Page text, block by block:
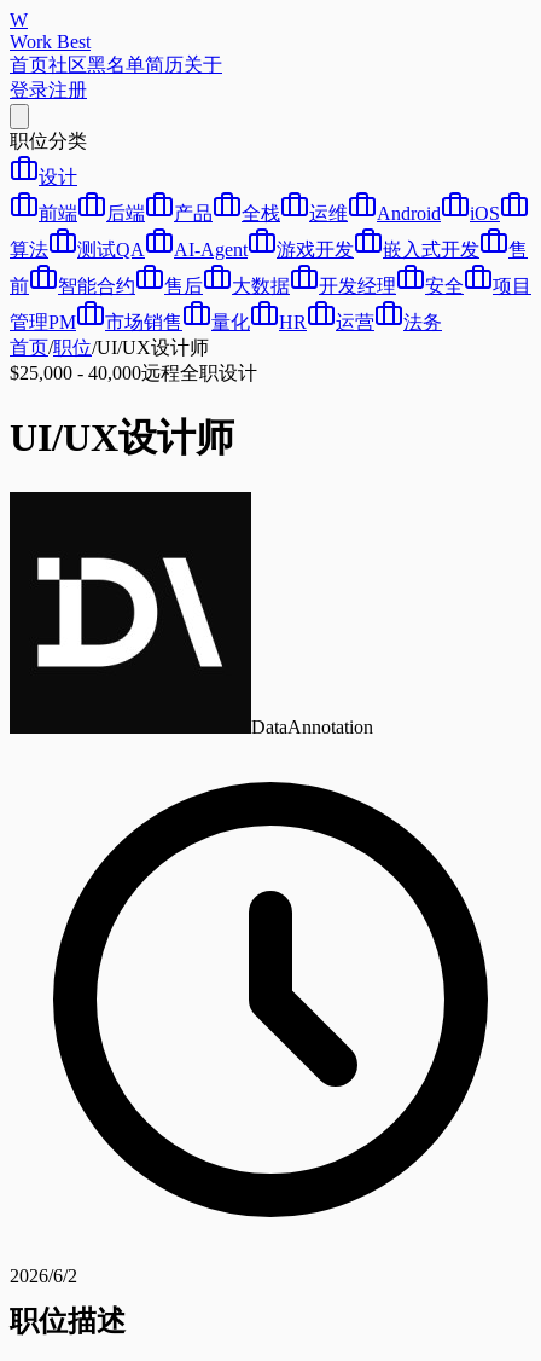
W
Work Best
首页社区黑名单简历关于
登录注册
职位分类
设计
前端
后端 产品 全栈 运维 Android
iOS
算法
测试QA AI-Agent 游戏开发 嵌入式开发
售
前
智能合约 售后 大数据 开发经理 安全
项目
管理PM
市场销售 量化 HR 运营
法务
首页/职位/UI/UX设计师
$25,000 - 40,000远程全职设计
UI/UX设计师
DataAnnotation
2026/6/2
职位描述